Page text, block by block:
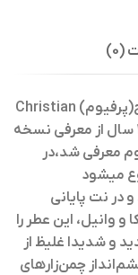
(0)
ادکلن مردانه اورجینال کریستین دیور ساواج(پرفیوم) Christian
تنها بعد از 1 سال از معرفی نسخه
2019 نسخه پرفیوم معرفی شد،در
میشود
در نت پایانی
وانیل، این عطر را
و شدیدا غلیظ از
چمن‌زارهای